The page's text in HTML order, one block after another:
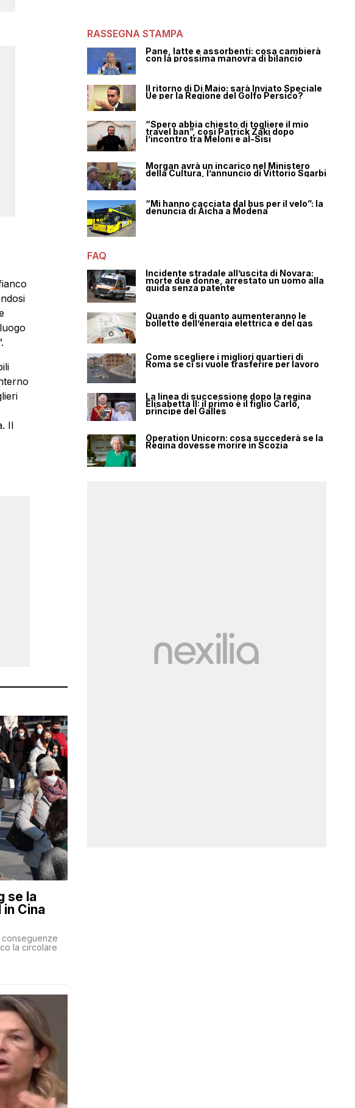
Il
se la
Cina
conseguenze
la circolare
RASSEGNA STAMPA
Pane, latte e assorbenti: cosa cambierà
con la prossima manovra di bilancio
Il ritorno di Di Maio: sarà Inviato Speciale
Ue per la Regione del Golfo Persico?
“Spero abbia chiesto di togliere il mio
travel ban”, così Patrick Zaki dopo
l’incontro tra Meloni e al-Sisi
Morgan avrà un incarico nel Ministero
della Cultura, l’annuncio di Vittorio Sgarbi
“Mi hanno cacciata dal bus per il velo”: la
denuncia di Aicha a Modena
FAQ
Incidente stradale all’uscita di Novara:
morte due donne, arrestato un uomo alla
guida senza patente
Quando e di quanto aumenteranno le
bollette dell’energia elettrica e del gas
Come scegliere i migliori quartieri di
Roma se ci si vuole trasferire per lavoro
La linea di successione dopo la regina
Elisabetta II: il primo è il figlio Carlo,
principe del Galles
Operation Unicorn: cosa succederà se la
Regina dovesse morire in Scozia